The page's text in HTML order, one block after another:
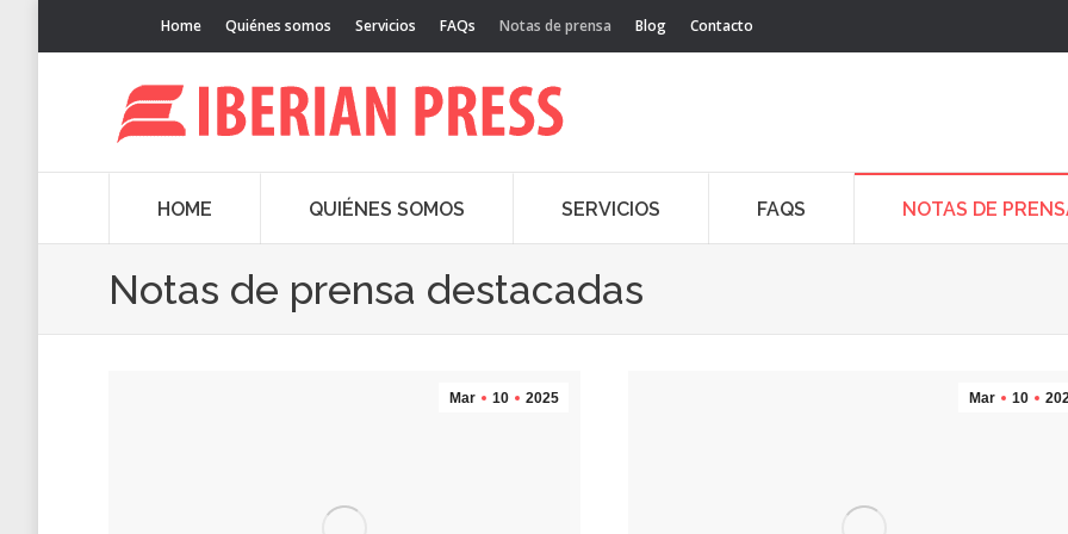
Home Quiénes somos Servicios FAQs Notas de prensa Blog Contacto
HOME QUIÉNES SOMOS SERVICIOS FAQS NOTAS DE
Notas de prensa destacadas
Mar 10 2025 Mar 10